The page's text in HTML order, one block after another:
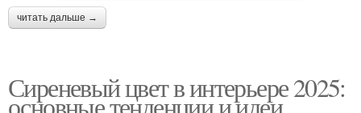
читать дальше →
Сиреневый цвет в интерьере 2025:
основные тенденции и идеи